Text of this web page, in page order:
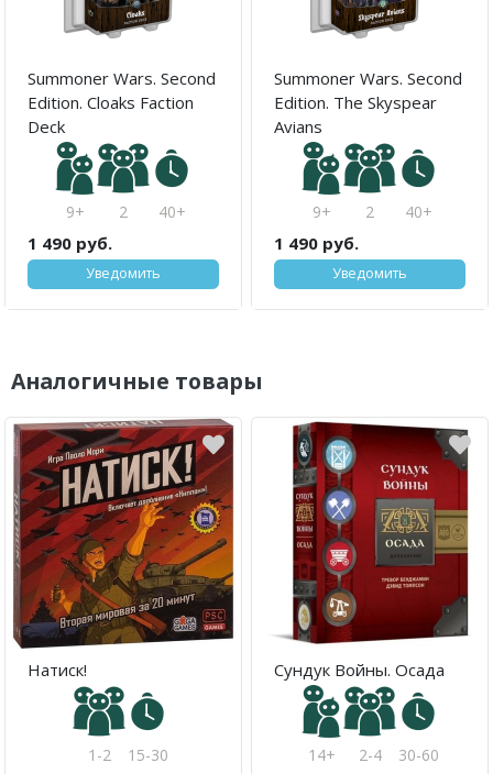
Summoner Wars. Second
Edition. Cloaks Faction
Deck
9+ 2 40+
1 490 руб.
Уведомить
Summoner Wars. Second
Edition. The Skyspear
Avians
9+ 2 40+
1 490 руб.
Уведомить
Аналогичные товары
Натиск!
1-2 15-30
Сундук Войны. Осада
14+ 2-4 30-60